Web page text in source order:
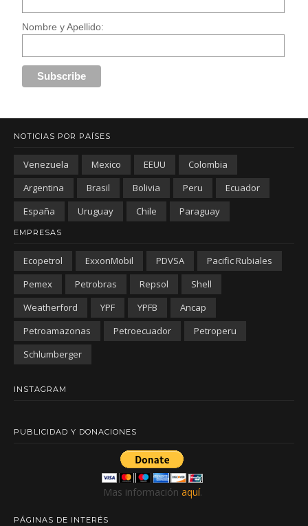
Nombre y Apellido:
NOTICIAS POR PAÍSES
Venezuela Mexico EEUU
Colombia
Argentina
Brasil Bolivia Peru
Ecuador
España
Uruguay Chile Paraguay
EMPRESAS
Ecopetrol ExxonMobil PDVSA
Pacific Rubiales
Pemex
Petrobras Repsol
Shell
Weatherford
YPF YPFB
Ancap
Petroamazonas
Petroecuador
Petroperu
Schlumberger
INSTAGRAM
PUBLICIDAD Y DONACIONES
Mas información aquí.
PÁGINAS DE INTERÉS